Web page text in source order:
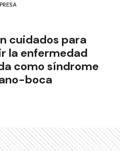
cuidados para
la enfermedad
como síndrome
boca